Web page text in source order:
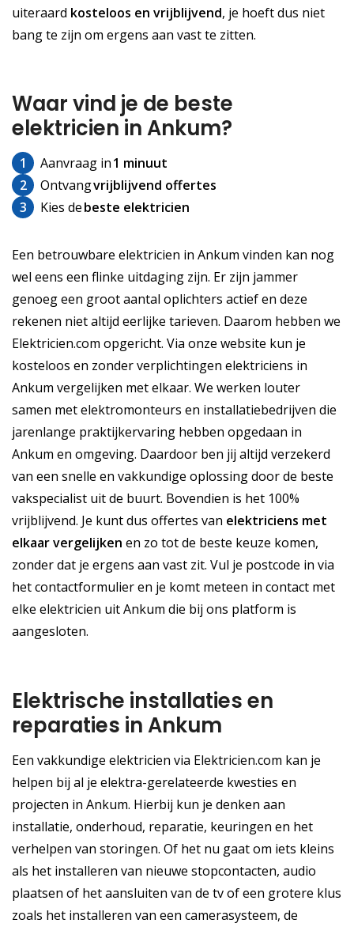
uiteraard kosteloos en vrijblijvend, je hoeft dus niet
bang te zijn om ergens aan vast te zitten.
Waar vind je de beste
elektricien in Ankum?
1 Aanvraag in1 minuut
2
Ontvangvrijblijvend offertes
3
Kies debeste elektricien
Een betrouwbare elektricien in Ankum vinden kan nog
wel eens een flinke uitdaging zijn. Er zijn jammer
genoeg een groot aantal oplichters actief en deze
rekenen niet altijd eerlijke tarieven. Daarom hebben we
Elektricien.com opgericht. Via onze website kun je
kosteloos en zonder verplichtingen elektriciens in
Ankum vergelijken met elkaar. We werken louter
samen met elektromonteurs en installatiebedrijven die
jarenlange praktijkervaring hebben opgedaan in
Ankum en omgeving. Daardoor ben jij altijd verzekerd
van een snelle en vakkundige oplossing door de beste
vakspecialist uit de buurt. Bovendien is het 100%
vrijblijvend. Je kunt dus offertes van elektriciens met
elkaar vergelijken en zo tot de beste keuze komen,
zonder dat je ergens aan vast zit. Vul je postcode in via
het contactformulier en je komt meteen in contact met
elke elektricien uit Ankum die bij ons platform is
aangesloten.
Elektrische installaties en
reparaties in Ankum
Een vakkundige elektricien via Elektricien.com kan je
helpen bij al je elektra-gerelateerde kwesties en
projecten in Ankum. Hierbij kun je denken aan
installatie, onderhoud, reparatie, keuringen en het
verhelpen van storingen. Of het nu gaat om iets kleins
als het installeren van nieuwe stopcontacten, audio
plaatsen of het aansluiten van de tv of een grotere klus
zoals het installeren van een camerasysteem, de